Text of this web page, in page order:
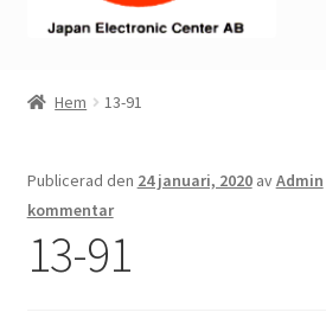
Mitt konto
Varukorg
Hem 13-91
Publicerad den 24 januari, 2020 avAdmin
kommentar
13-91